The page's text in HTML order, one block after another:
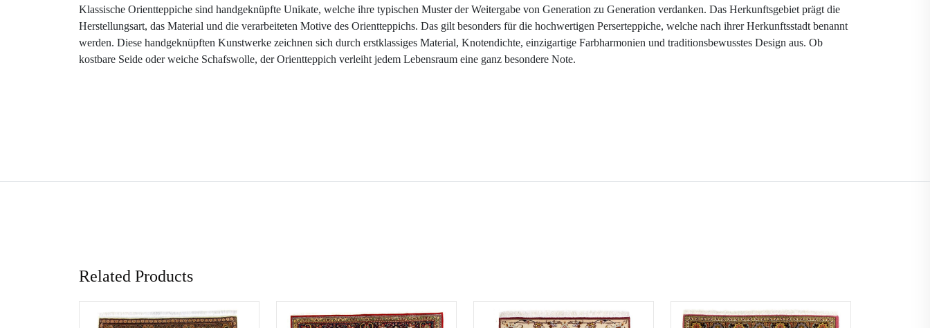
Klassische Orientteppiche sind handgeknüpfte Unikate, welche ihre typischen Muster der Weitergabe von Generation zu Generation verdanken. Das Herkunftsgebiet prägt die
Herstellungsart, das Material und die verarbeiteten Motive des Orientteppichs. Das gilt besonders für die hochwertigen Perserteppiche, welche nach ihrer Herkunftsstadt benannt
werden. Diese handgeknüpften Kunstwerke zeichnen sich durch erstklassiges Material, Knotendichte, einzigartige Farbharmonien und traditionsbewusstes Design aus. Ob
kostbare Seide oder weiche Schafswolle, der Orientteppich verleiht jedem Lebensraum eine ganz besondere Note.
Related Products